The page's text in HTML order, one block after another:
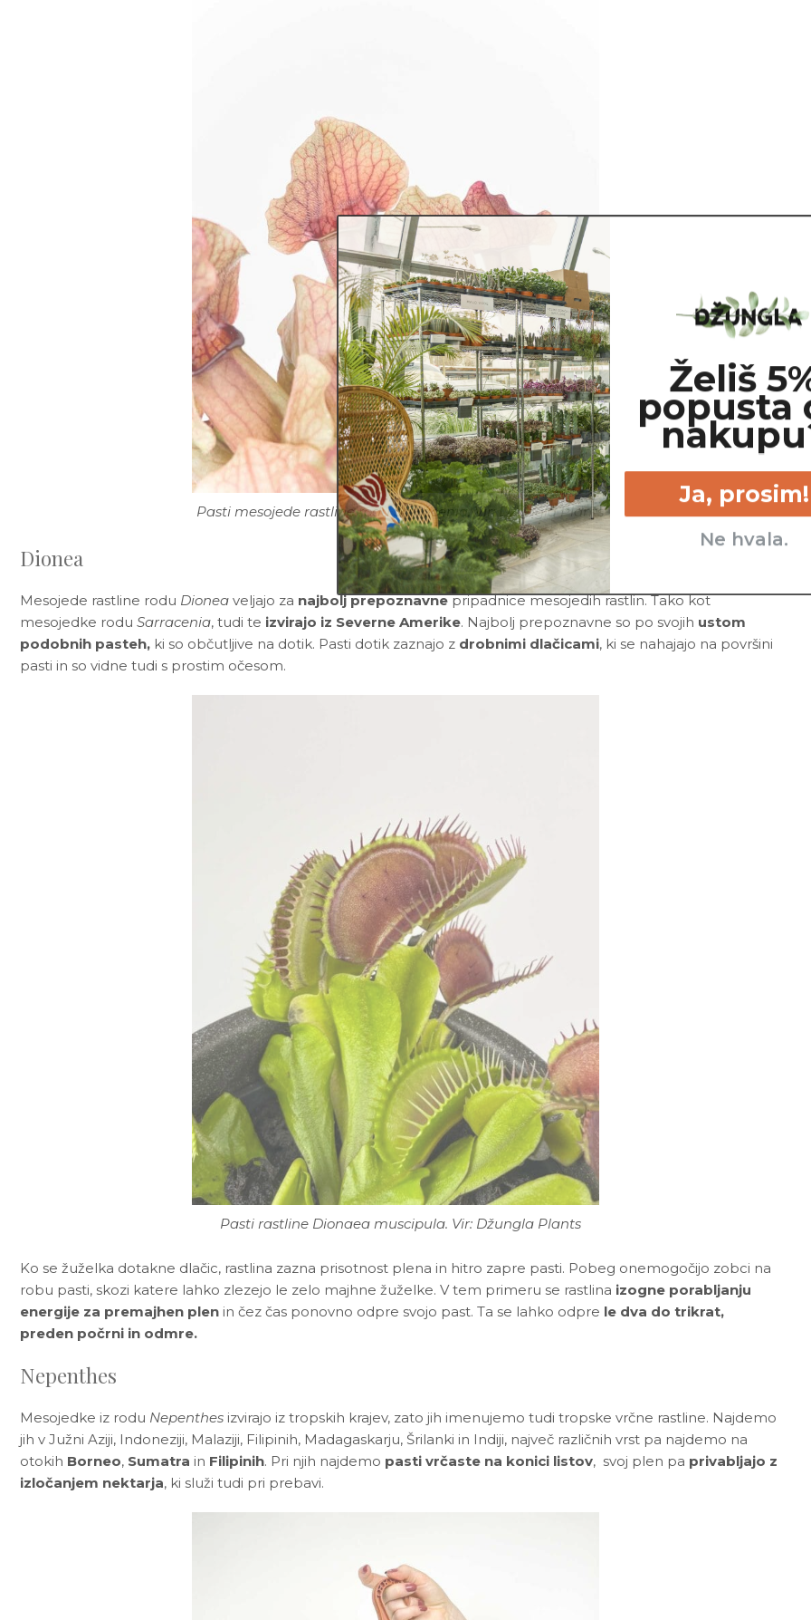
Pasti mesojede rastline rodu Sarracenia. Vir: Džungla Plants
Dionea
Mesojede rastline rodu Dionea veljajo za najbolj prepoznavnepripadnice mesojedih rastlin. Tako kot
mesojedke rodu Sarracenia, tudi te izvirajo iz Severne Amerike. Najbolj prepoznavne so po svojih ustom
podobnih pasteh, ki so občutljive na dotik. Pasti dotik zaznajo z drobnimi dlačicami, ki se nahajajo na površini
pasti in so vidne tudi s prostim očesom.
Pasti rastline Dionaea muscipula. Vir: Džungla Plants
Ko se žuželka dotakne dlačic, rastlina zazna prisotnost plena in hitro zapre pasti. Pobeg onemogočijo zobci na
robu pasti, skozi katere lahko zlezejo le zelo majhne žuželke. V tem primeru se rastlina izogne porabljanju
energije za premajhen plen in čez čas ponovno odpre svojo past. Ta se lahko odpre le dva do trikrat,
preden počrni in odmre.
Nepenthes
Mesojedke iz rodu Nepenthes izvirajo iz tropskih krajev, zato jih imenujemo tudi tropske vrčne rastline. Najdemo
jih v Južni Aziji, Indoneziji, Malaziji, Filipinih, Madagaskarju, Šrilanki in Indiji, največ različnih vrst pa najdemo na
otokih Borneo, Sumatra in Filipinih. Pri njih najdemo pasti vrčaste na konici listov, svoj plen pa privabljajo z
izločanjem nektarja, ki služi tudi pri prebavi.
Želiš
popusta
Ja, prosim!
Ne hvala.